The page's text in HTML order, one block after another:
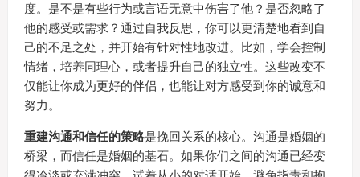
度。是不是有些行为或言语无意中伤害了他？是否忽略了
他的感受或需求？通过自我反思，你可以更清楚地看到自
己的不足之处，并开始有针对性地改进。比如，学会控制
情绪，培养同理心，或者提升自己的独立性。这些改变不
仅能让你成为更好的伴侣，也能让对方感受到你的诚意和
努力。
重建沟通和信任的策略是挽回关系的核心。沟通是婚姻的
桥梁，而信任是婚姻的基石。如果你们之间的沟通已经变